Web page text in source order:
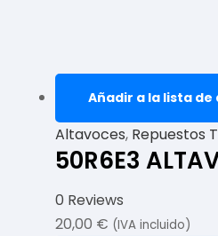
Añadir a la lista de
Altavoces, Repuestos
50R6E3
0 Reviews
20,00 € (IVA incluido)